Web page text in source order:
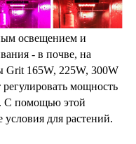
освещением и
- в почве, на
Grit 165W, 225W, 300W
мощность
С помощью этой
для растений.